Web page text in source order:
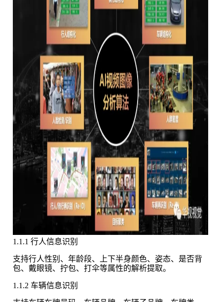
1.1.1 行人信息识别
支持行人性别、年龄段、上下半身颜色、姿态、是否背
包、戴眼镜、拧包、打伞等属性的解析提取。
1.1.2 车辆信息识别